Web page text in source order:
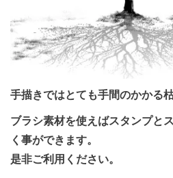
手描きではとても手間のかかる
ブラシ素材を使えばスタンプと
く事ができます。
是非ご利用ください。